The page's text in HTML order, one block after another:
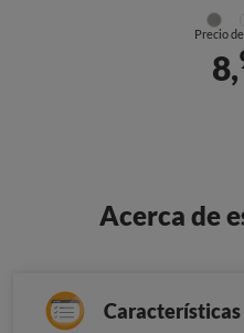
Precio
8,
Acerca de
Características